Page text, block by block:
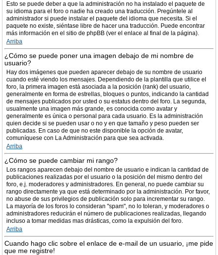
Esto se puede deber a que la administración no ha instalado el paquete de
su idioma para el foro o nadie ha creado una traducción. Pregúntele al
administrador si puede instalar el paquete del idioma que necesita. Si el
paquete no existe, siéntase libre de hacer una traducción. Puede encontrar
más información en el sitio de phpBB (ver el enlace al final de la página).
Arriba
¿Cómo se puede poner una imagen debajo de mi nombre de
usuario?
Hay dos imágenes que pueden aparecer debajo de su nombre de usuario
cuando esté viendo los mensajes. Dependiendo de la plantilla que utilice el
foro, la primera imagen está asociada a la posición (rank) del usuario,
generalmente en forma de estrellas, bloques o puntos, indicando la cantidad
de mensajes publicados por usted o su estatus dentro del foro. La segunda,
usualmente una imagen más grande, es conocida como avatar y
generalmente es única o personal para cada usuario. Es la administración
quien decide si se pueden usar o no y en que tamaño y peso pueden ser
publicadas. En caso de que no este disponible la opción de avatar,
comuníquese con La Administración para que sea activada.
Arriba
¿Cómo se puede cambiar mi rango?
Los rangos aparecen debajo del nombre de usuario e indican la cantidad de
publicaciones realizadas por el usuario o la posición del mismo dentro del
foro, e.j. moderadores y administradores. En general, no puede cambiar su
rango directamente ya que está determinado por la administración. Por favor,
no abuse de sus privilegios de publicación solo para incrementar su rango.
La mayoría de los foros lo consideran "spam", no lo toleran, y moderadores o
administradores reducirán el número de publicaciones realizadas, llegando
incluso a tomar medidas mas drásticas, como la expulsión del foro.
Arriba
Cuando hago clic sobre el enlace de e-mail de un usuario, ¡me pide
que me registre!